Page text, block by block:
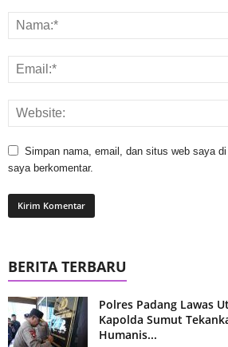
Simpan nama, email, dan situs web saya
saya berkomentar.
BERITA TERBARU
Polres Padang Lawas
Kapolda Sumut
Humanis...